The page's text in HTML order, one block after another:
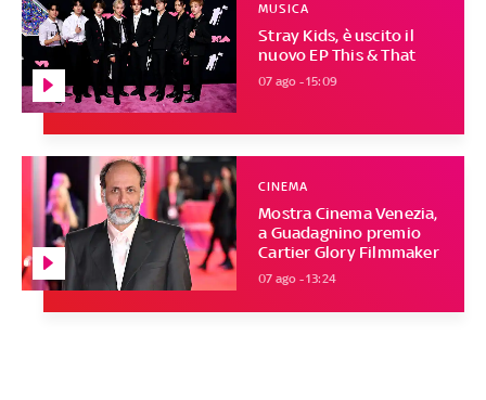
Stray Kids, è uscito il
nuovo EP This & That
MUSICA
07 ago - 15:09
Mostra Cinema Venezia,
a Guadagnino premio
Cartier Glory Filmmaker
CINEMA
07 ago - 13:24